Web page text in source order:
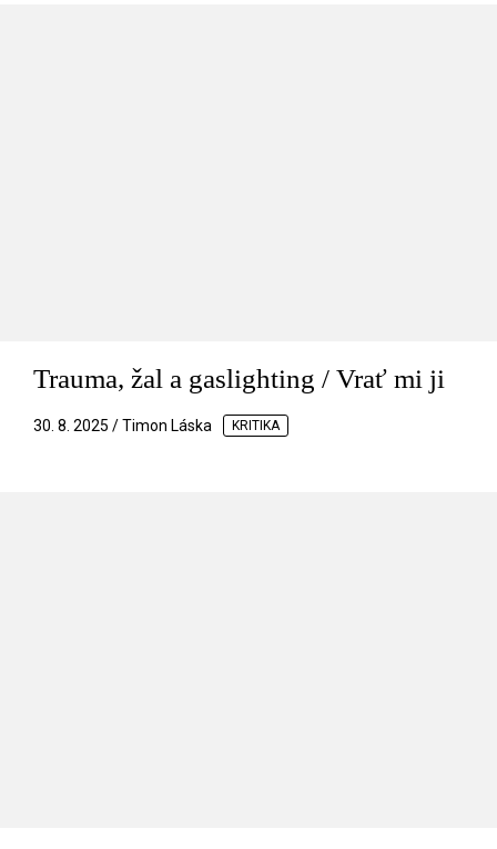
Trauma, žal a gaslighting / Vrať mi ji
30. 8. 2025 / Timon Láska KRITIKA